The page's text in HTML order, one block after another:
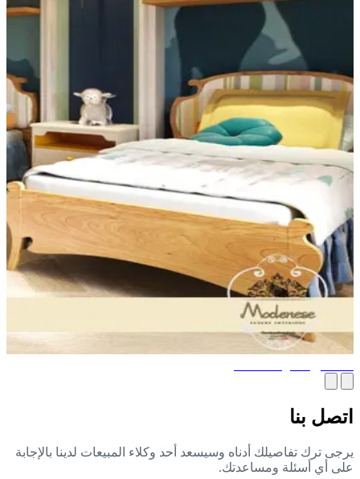
بنا
ترك تفاصيلك أدناه وسيسعد أحد وكلاء المبيعات لدينا بالإجابة
أي أسئلة ومساعدتك.